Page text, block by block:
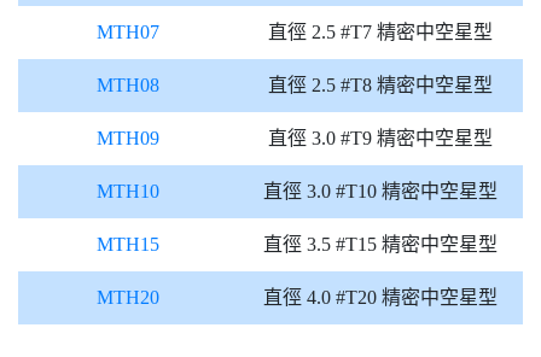
MTH07 直徑 2.5 #T7 精密中空星型
MTH08 直徑 2.5 #T8 精密中空星型
MTH09 直徑 3.0 #T9 精密中空星型
MTH10 直徑 3.0 #T10 精密中空星型
MTH15 直徑 3.5 #T15 精密中空星型
MTH20 直徑 4.0 #T20 精密中空星型